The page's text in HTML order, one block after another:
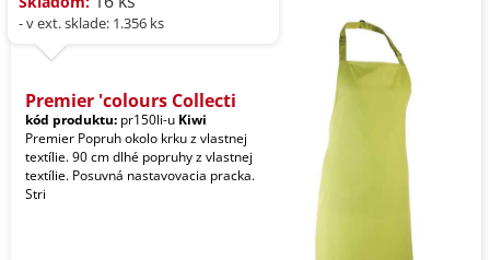
- v ext. sklade: 1.356 ks
Premier 'colours Collecti
kód produktu: pr150li-u Kiwi
Premier Popruh okolo krku z vlastnej
textílie. 90 cm dlhé popruhy z vlastnej
textílie. Posuvná nastavovacia pracka.
Stri